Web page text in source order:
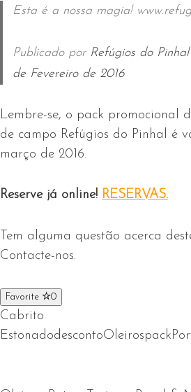
Esta é a nossa magia!
Publicado por Refúgios do Pinhal
de Fevereiro de 2016
Lembre-se, o pack promocional
de campo Refúgios do Pinhal é
março de 2016.
Reserve já online! RESERVAS.
Tem alguma questão acerca
Contacte-nos.
Favorite 0
Cabrito
EstonadodescontoOleirospack